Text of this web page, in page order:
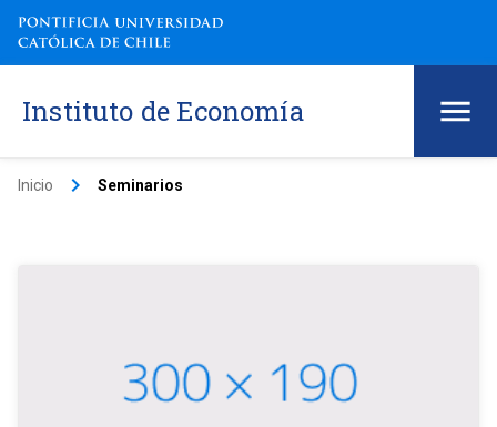
Instituto de Economía
Inicio keyboard_arrow_right Seminarios